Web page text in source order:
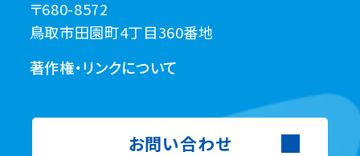
〒680-8572
鳥取市田園町4丁目360番地
著作権・リンクについて
お問い合わせ